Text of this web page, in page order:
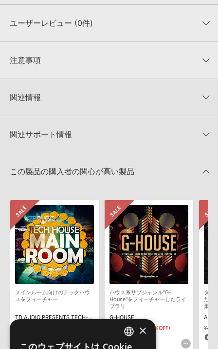
収録ファイル一覧
ユーザーレビュー (0件)
★★★★★
★5
★4
★1
0%
注意事項
KONTAKTフォーマットは、
でお使いいただけます。無償版のKONTAKT PLAYERではお使いい
4GBを超えるデータに関するご注意：
FAT32でフォーマットされた
きます際には、NTFSやHFS＋でフォーマットされたHDDをご用意
いただく必要がございます。
知らせするメールの2通が送信されます。メールに記載されており
ます説明に沿って、製品のダウンロード／導入を行って下さい。
サンプルパック製品には、原則として日本語版操作マニュアルをご
用意しておりません。ご購入後のご不明点や詳細に関するお問い合
わせなどは テクニカルサポート
までご連絡ください。
デモソングは、製品収録サウンドを使ってできることを紹介するた
めのデモンストレーション用の楽曲です。原則として、デモソング
そのものをお使いいただくことはできません。また、デモソングを
構成する全てのサウンドが、サンプルパックに含まれていることを
保証するものではありません。
しかねます。
関連情報
マーセール！
関連サポート情報
2022.06.06
2022.06.06
2022.06.06
MIDI形式サンプルパックの追加方法
2022.06.06
Reason Studios社「Reason」及び関連ソフトでのプリセット追
加方法
KONTAKT ライブラリのロード方法（Native Access 非対応製
品）
この製品の購入者の関心が高い製品
メインルーム向けのテックハウ
スをフィーチャー
TD AUDIO PRESENTS TECH-HOUSE MAINROOM
ハウス系サブジャンル"G-
House"をフィーチャーしたライ
ブラリ
G-HOUSE
¥6,391 ¥4,473(30%OFF)
134pt
ダー
た
集！
×
このウェブサイトは Cookie